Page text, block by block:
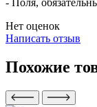
Нет оценок
Написать отзыв
Похожие